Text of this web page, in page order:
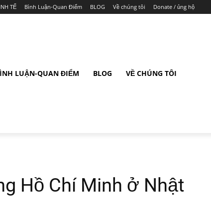
TẾ Bình Luận-Quan Điểm BLOG Về chúng tôi Donate / ủng hộ
LUẬN-QUAN ĐIỂM BLOG VỀ CHÚNG TÔI
Hồ Chí Minh ở Nhật